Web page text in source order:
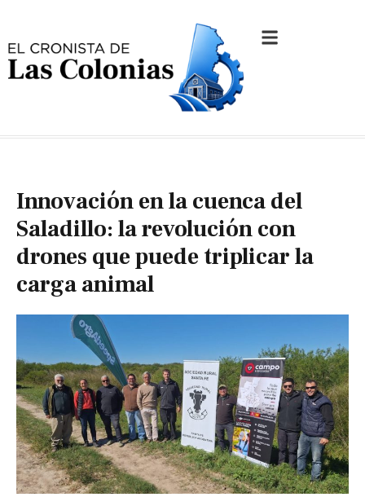
Innovación en la cuenca del
Saladillo: la revolución con
drones que puede triplicar la
carga animal